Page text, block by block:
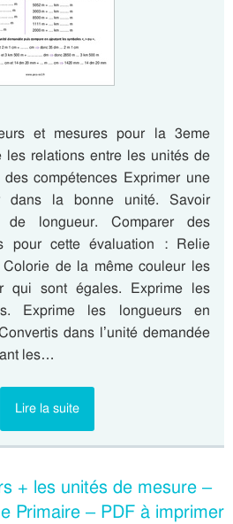
et mesures pour la 3eme
les relations entre les unités de
compétences Exprimer une
dans la bonne unité. Savoir
longueur. Comparer des
pour cette évaluation : Relie
Colorie de la même couleur les
qui sont égales. Exprime les
Exprime les longueurs en
dans l’unité demandée
les…
Lire la suite
+ les unités de mesure –
Primaire – PDF à imprimer